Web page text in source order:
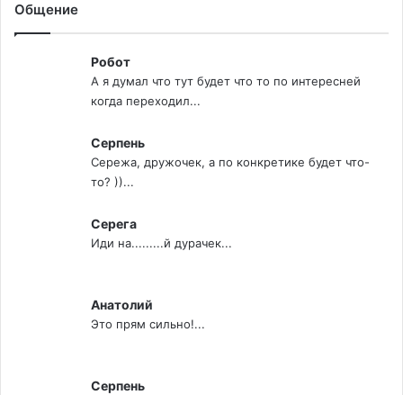
Общение
Робот
А я думал что тут будет что то по интересней
когда переходил...
Серпень
Сережа, дружочек, а по конкретике будет что-
то? ))...
Серега
Иди на.........й дурачек...
Анатолий
Это прям сильно!...
Серпень